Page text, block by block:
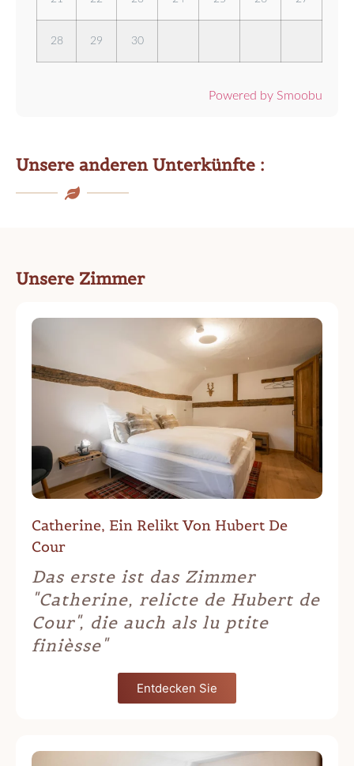
28 29 30
Powered by Smoobu
Unsere anderen Unterkünfte :
Unsere Zimmer
Catherine, Ein Relikt Von Hubert De
Cour
Das erste ist das Zimmer
"Catherine, relicte de Hubert de
Cour", die auch als lu ptite
finièsse"
Entdecken Sie